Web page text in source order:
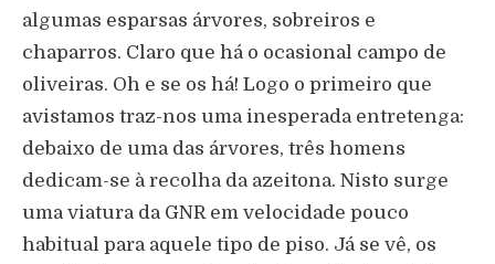
algumas esparsas árvores, sobreiros e
chaparros. Claro que há o ocasional campo de
oliveiras. Oh e se os há! Logo o primeiro que
avistamos traz-nos uma inesperada entretenga:
debaixo de uma das árvores, três homens
dedicam-se à recolha da azeitona. Nisto surge
uma viatura da GNR em velocidade pouco
habitual para aquele tipo de piso. Já se vê, os